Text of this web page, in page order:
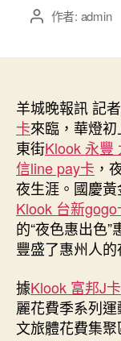
文 作者: admin
羊城晚報訊 記
卡來臨，華燈
東街Klook 永豐
信line pay卡 ，
夜生涯。國慶黃
Klook 台新gogo
的“夜色惠出色
豐盛了惠州人的
據Klook 富邦J卡
麗花費季系列
文旅體花費集